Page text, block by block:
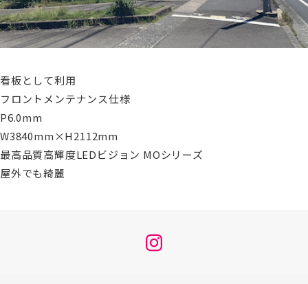
看板として利用
フロントメンテナンス仕様
P6.0mm
W3840mm×H2112mm
最高品質高輝度LEDビジョン MOシリーズ
屋外でも綺麗
メ